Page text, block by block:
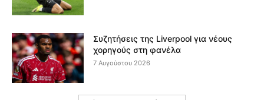
Συζητήσεις της Liverpool για νέους
χορηγούς στη φανέλα
7 Αυγούστου 2026